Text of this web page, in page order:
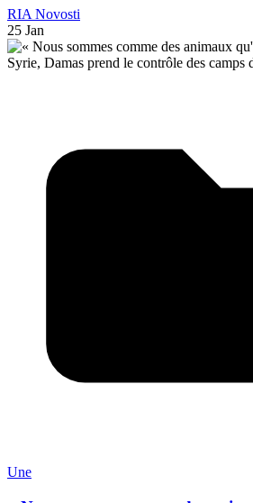
RIA Novosti
25 Jan
Une